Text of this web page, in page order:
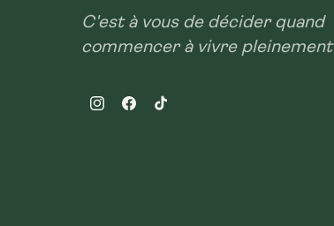
C'est à vous de décider quand
commencer à vivre
InstagramFacebookTikTok